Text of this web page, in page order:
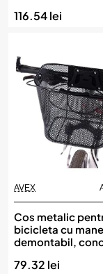
116.54 lei
AVEX
Cos metalic
bicicleta cu
demontabil,
partea din fata,
79.32 lei